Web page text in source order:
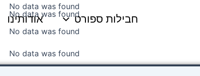
חבילות ספורט אודותינו
No data was found
No data was found
No data was found
No data was found